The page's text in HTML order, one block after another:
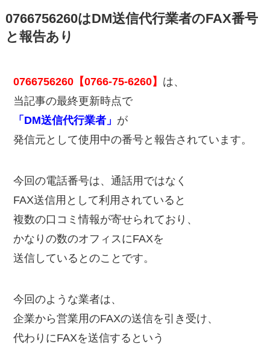
0766756260はDM送信代行業者のFAX番号
と報告あり
0766756260【0766-75-6260】 は、
当記事の最終更新時点で
「DM送信代行業者」 が
発信元として使用中の番号と報告されています。
今回の電話番号は、通話用ではなく
FAX送信用として利用されていると
複数の口コミ情報が寄せられており、
かなりの数のオフィスにFAXを
送信しているとのことです。
今回のような業者は、
企業から営業用のFAXの送信を引き受け、
代わりにFAXを送信するという